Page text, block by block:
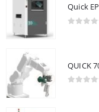
Quick
QUICK